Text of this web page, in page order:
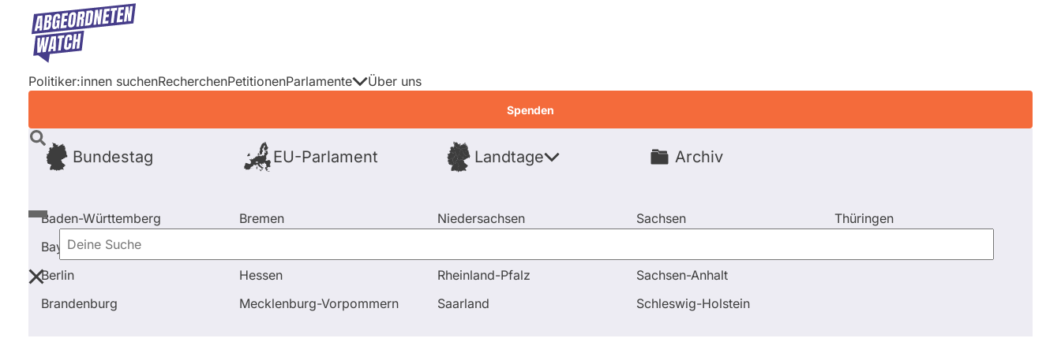
Direkt
Inhalt
Politiker:innen suchenRecherchenPetitionenParlamente
Bundestag EU-Parlament Landtage
Baden-Württemberg
Bayern
Berlin
Brandenburg
Bremen
Hessen
Mecklenburg-Vorpommern
Niedersachsen
Rheinland-Pfalz
Saarland
Sachsen
Sachsen-Anhalt
Schleswig-Holstein
Thüringen
Archiv
Über uns
Spenden
Deine
Suche
Startseite Frage stellen Marco Buschmann Fragen und Antworten